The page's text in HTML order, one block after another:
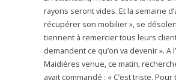
rayons seront vides. Et la semaine
récupérer son mobilier », se
tiennent à remercier tous leurs
demandent ce qu’on va devenir ». A
Maidières venue, ce matin,
avait commandé : « C’est triste.